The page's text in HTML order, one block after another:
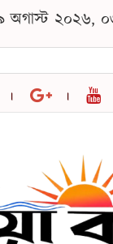
অগাস্ট ২০২৬,